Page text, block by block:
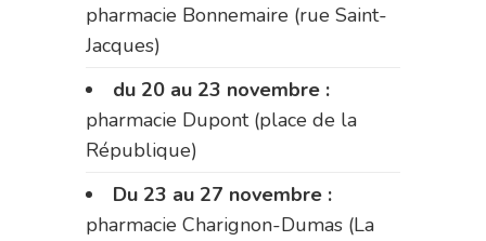
pharmacie Bonnemaire (rue Saint-
Jacques)
du 20 au 23 novembre :
pharmacie Dupont (place de la
République)
Du 23 au 27 novembre :
pharmacie Charignon-Dumas (La